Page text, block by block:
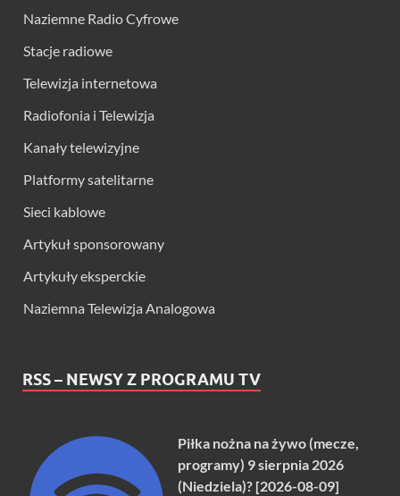
Naziemne Radio Cyfrowe
Stacje radiowe
Telewizja internetowa
Radiofonia i Telewizja
Kanały telewizyjne
Platformy satelitarne
Sieci kablowe
Artykuł sponsorowany
Artykuły eksperckie
Naziemna Telewizja Analogowa
RSS – NEWSY Z PROGRAMU TV
Piłka nożna na żywo (mecze,
programy) 9 sierpnia 2026
(Niedziela)? [2026-08-09]